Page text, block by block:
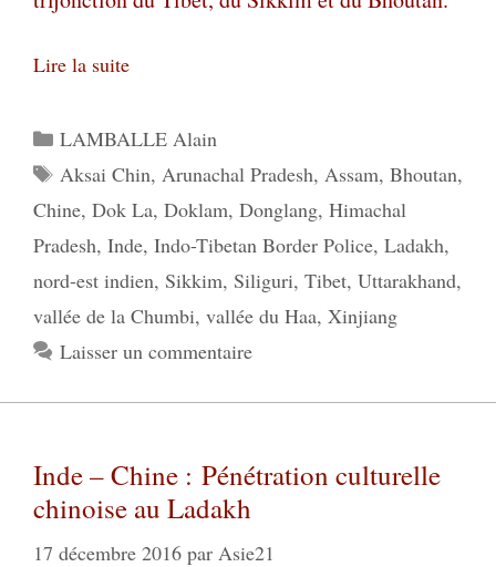
Lire la suite
Catégories
LAMBALLE Alain
Étiquettes
Aksai Chin, Arunachal Pradesh, Assam, Bhoutan,
Chine, Dok La, Doklam, Donglang, Himachal
Pradesh, Inde, Indo-Tibetan Border Police, Ladakh,
nord-est indien, Sikkim, Siliguri, Tibet, Uttarakhand,
vallée de la Chumbi, vallée du Haa, Xinjiang
Laisser un commentaire
Inde – Chine : Pénétration culturelle
chinoise au Ladakh
17 décembre 2016 par Asie21